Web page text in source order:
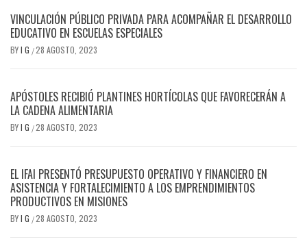
VINCULACIÓN PÚBLICO PRIVADA PARA ACOMPAÑAR EL DESARROLLO
EDUCATIVO EN ESCUELAS ESPECIALES
BYI G /28 AGOSTO, 2023
APÓSTOLES RECIBIÓ PLANTINES HORTÍCOLAS QUE FAVORECERÁN A
LA CADENA ALIMENTARIA
BYI G /28 AGOSTO, 2023
EL IFAI PRESENTÓ PRESUPUESTO OPERATIVO Y FINANCIERO EN
ASISTENCIA Y FORTALECIMIENTO A LOS EMPRENDIMIENTOS
PRODUCTIVOS EN MISIONES
BYI G /28 AGOSTO, 2023